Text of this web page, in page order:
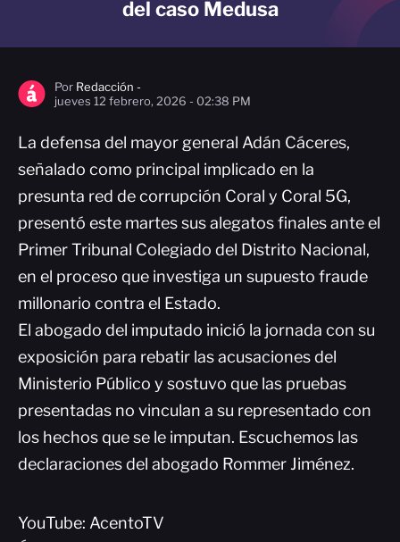
del caso Medusa
Por Redacción -
jueves 12 febrero, 2026 - 02:38 PM
La defensa del mayor general Adán Cáceres,
señalado como principal implicado en la
presunta red de corrupción Coral y Coral 5G,
presentó este martes sus alegatos finales ante el
Primer Tribunal Colegiado del Distrito Nacional,
en el proceso que investiga un supuesto fraude
millonario contra el Estado.
El abogado del imputado inició la jornada con su
exposición para rebatir las acusaciones del
Ministerio Público y sostuvo que las pruebas
presentadas no vinculan a su representado con
los hechos que se le imputan. Escuchemos las
declaraciones del abogado Rommer Jiménez.
YouTube: AcentoTV